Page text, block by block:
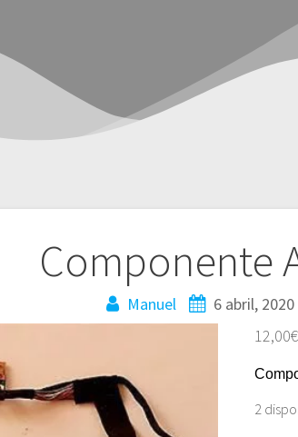
Componente
Manuel 6 abril, 2020
12,00€
2